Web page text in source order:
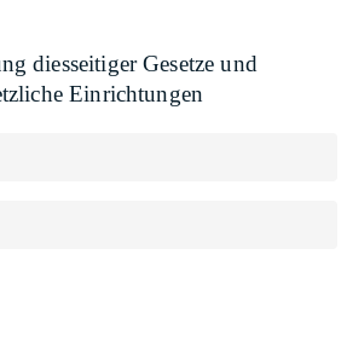
diesseitiger Gesetze und
Einrichtungen